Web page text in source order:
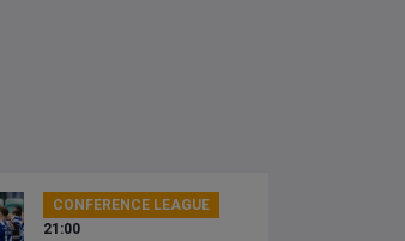
CONFERENCE LEAGUE
21:00